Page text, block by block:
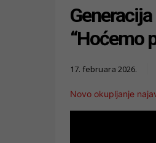
“Hoćemo
17. februara 2026.
Novo okupljanje